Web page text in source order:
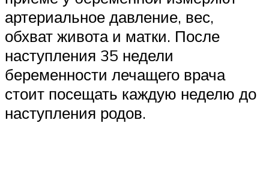
артериальное давление, вес,
обхват живота и матки. После
наступления 35 недели
беременности лечащего врача
стоит посещать каждую неделю до
наступления родов.